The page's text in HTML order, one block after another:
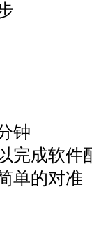
钟
完成软件
单的对准